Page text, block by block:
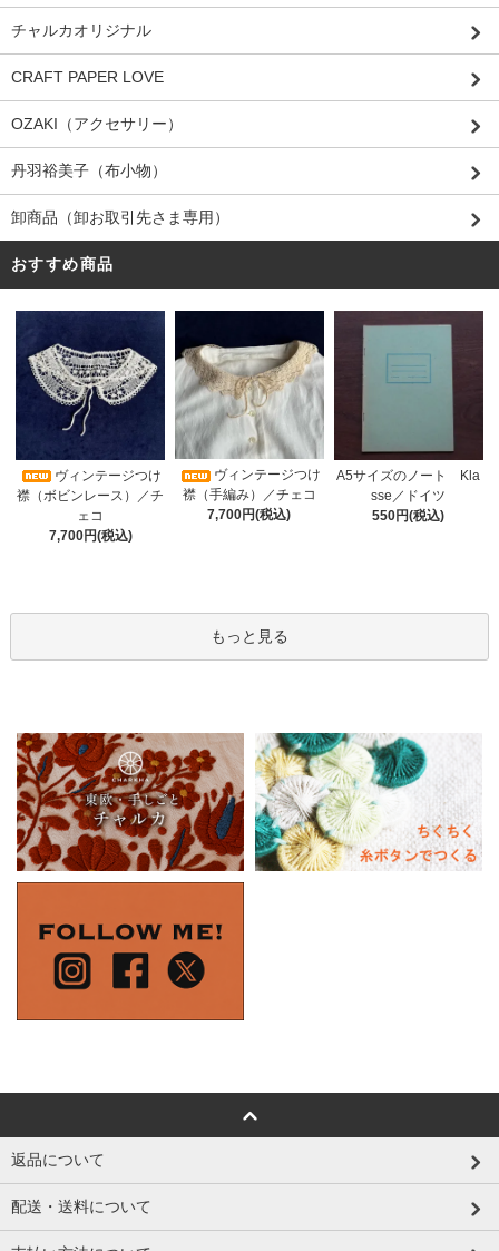
チャルカオリジナル
CRAFT PAPER LOVE
OZAKI（アクセサリー）
丹羽裕美子（布小物）
卸商品（卸お取引先さま専用）
おすすめ商品
ヴィンテージつけ
襟（ボビンレース）／チ
ェコ
7,700円(税込)
ヴィンテージつけ
襟（手編み）／チェコ
7,700円(税込)
A5サイズのノート Kla
sse／ドイツ
550円(税込)
もっと見る
返品について
配送・送料について